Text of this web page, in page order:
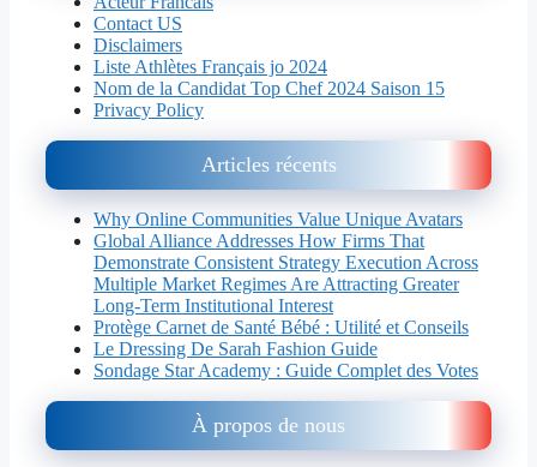
Contact US
Disclaimers
Liste Athlètes Français jo 2024
Nom de la Candidat Top Chef 2024 Saison 15
Privacy Policy
Articles récents
Why Online Communities Value Unique Avatars
Global Alliance Addresses How Firms That
Demonstrate Consistent Strategy Execution Across
Multiple Market Regimes Are Attracting Greater
Long-Term Institutional Interest
Protège Carnet de Santé Bébé : Utilité et Conseils
Le Dressing De Sarah Fashion Guide
Sondage Star Academy : Guide Complet des Votes
À propos de nous